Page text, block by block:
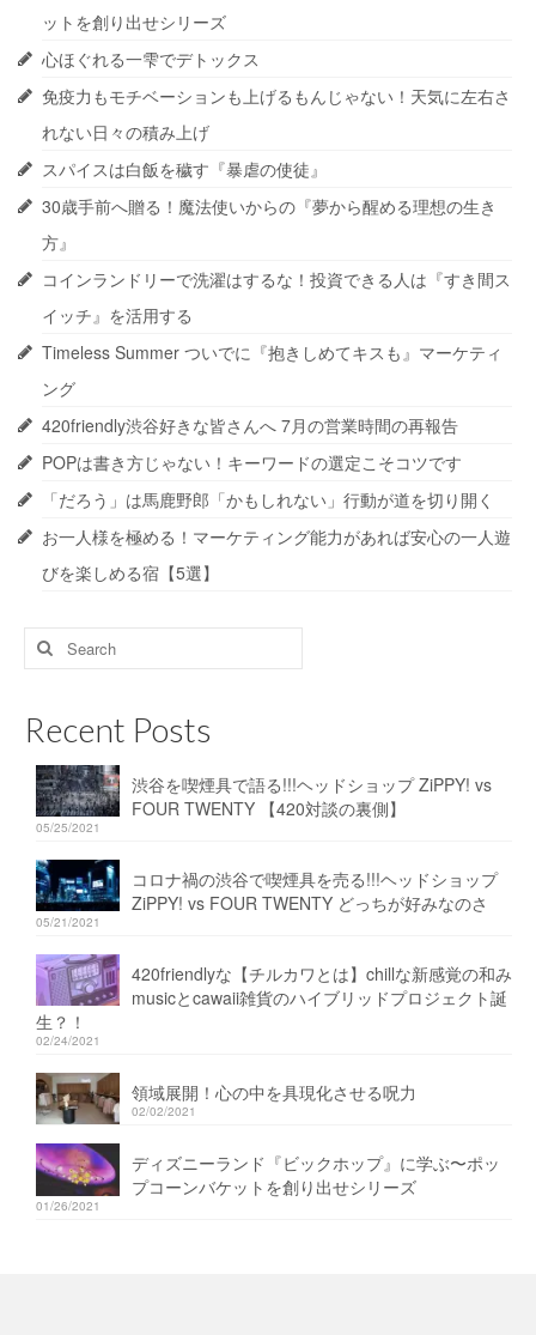
ットを創り出せシリーズ
心ほぐれる一雫でデトックス
免疫力もモチベーションも上げるもんじゃない！天気に左右さ
れない日々の積み上げ
スパイスは白飯を穢す『暴虐の使徒』
30歳手前へ贈る！魔法使いからの『夢から醒める理想の生き
方』
コインランドリーで洗濯はするな！投資できる人は『すき間ス
イッチ』を活用する
Timeless Summer ついでに『抱きしめてキスも』マーケティ
ング
420friendly渋谷好きな皆さんへ 7月の営業時間の再報告
POPは書き方じゃない！キーワードの選定こそコツです
「だろう」は馬鹿野郎「かもしれない」行動が道を切り開く
お一人様を極める！マーケティング能力があれば安心の一人遊
びを楽しめる宿【5選】
Search
for:
Recent Posts
渋谷を喫煙具で語る!!!ヘッドショップ ZiPPY! vs
FOUR TWENTY 【420対談の裏側】
05/25/2021
コロナ禍の渋谷で喫煙具を売る!!!ヘッドショップ
ZiPPY! vs FOUR TWENTY どっちが好みなのさ
05/21/2021
420friendlyな【チルカワとは】chillな新感覚の和み
musicとcawaii雑貨のハイブリッドプロジェクト誕
生？！
02/24/2021
領域展開！心の中を具現化させる呪力
02/02/2021
ディズニーランド『ビックホップ』に学ぶ〜ポッ
プコーンバケットを創り出せシリーズ
01/26/2021